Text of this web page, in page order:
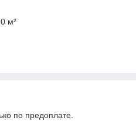
м²
по предоплате.